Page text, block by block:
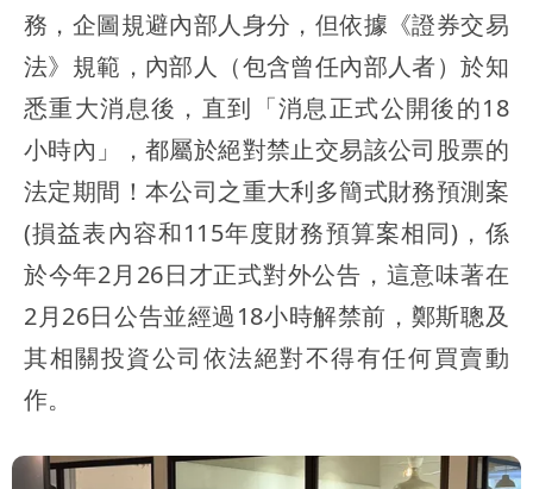
務，企圖規避內部人身分，但依據《證券交易
法》規範，內部人（包含曾任內部人者）於知
悉重大消息後，直到「消息正式公開後的18
小時內」，都屬於絕對禁止交易該公司股票的
法定期間！本公司之重大利多簡式財務預測案
(損益表內容和115年度財務預算案相同)，係
於今年2月26日才正式對外公告，這意味著在
2月26日公告並經過18小時解禁前，鄭斯聰及
其相關投資公司依法絕對不得有任何買賣動
作。